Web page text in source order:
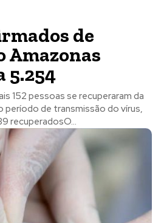
de
Amazonas
5.254
152 pessoas se recuperaram da
de transmissão do vírus,
recuperadosO...